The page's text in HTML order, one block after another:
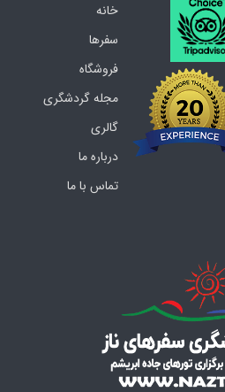
خانه
سفرها
فروشگاه
مجله گردشگری
گالری
درباره ما
تماس با ما